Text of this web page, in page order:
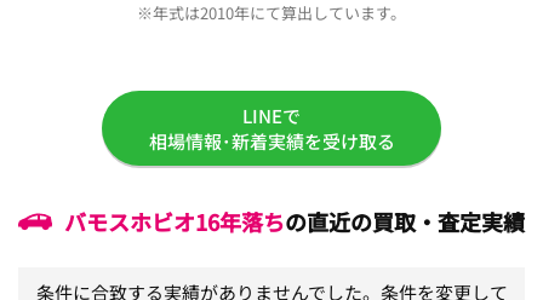
※年式は2010年にて算出しています。
LINEで
相場情報･新着実績を受け取る
バモスホビオ16年落ちの直近の買取・査定実績
条件に合致する実績がありませんでした。条件を変更して